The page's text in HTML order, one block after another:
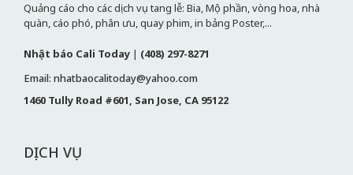
Quảng cáo cho các dịch vụ tang lễ: Bia, Mộ phần, vòng hoa, nhà
quàn, cáo phó, phân ưu, quay phim, in bảng Poster,...
Nhật báo Cali Today | (408) 297-8271
Email: nhatbaocalitoday@yahoo.com
1460 Tully Road #601, San Jose, CA 95122
DỊCH VỤ